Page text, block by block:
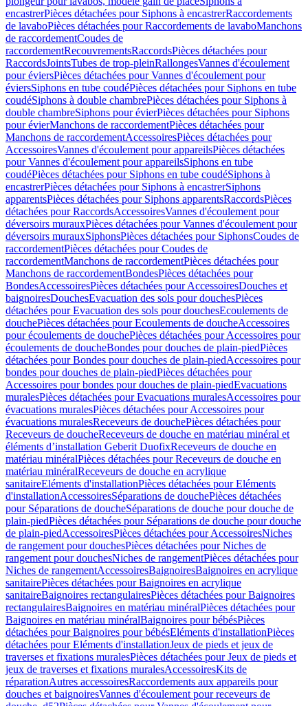
encastrerPièces détachées pour Siphons à encastrerRaccordements
de lavaboPièces détachées pour Raccordements de lavaboManchons
de raccordementCoudes de
raccordementRecouvrementsRaccordsPièces détachées pour
RaccordsJointsTubes de trop-pleinRallongesVannes d'écoulement
pour éviersPièces détachées pour Vannes d'écoulement pour
éviersSiphons en tube coudéPièces détachées pour Siphons en tube
coudéSiphons à double chambrePièces détachées pour Siphons à
double chambreSiphons pour évierPièces détachées pour Siphons
pour évierManchons de raccordementPièces détachées pour
Manchons de raccordementAccessoiresPièces détachées pour
AccessoiresVannes d'écoulement pour appareilsPièces détachées
pour Vannes d'écoulement pour appareilsSiphons en tube
coudéPièces détachées pour Siphons en tube coudéSiphons à
encastrerPièces détachées pour Siphons à encastrerSiphons
apparentsPièces détachées pour Siphons apparentsRaccordsPièces
détachées pour RaccordsAccessoiresVannes d'écoulement pour
déversoirs murauxPièces détachées pour Vannes d'écoulement pour
déversoirs murauxSiphonsPièces détachées pour SiphonsCoudes de
raccordementPièces détachées pour Coudes de
raccordementManchons de raccordementPièces détachées pour
Manchons de raccordementBondesPièces détachées pour
BondesAccessoiresPièces détachées pour AccessoiresDouches et
baignoiresDouchesEvacuation des sols pour douchesPièces
détachées pour Evacuation des sols pour douchesEcoulements de
douchePièces détachées pour Ecoulements de doucheAccessoires
pour écoulements de douchePièces détachées pour Accessoires pour
écoulements de doucheBondes pour douches de plain-piedPièces
détachées pour Bondes pour douches de plain-piedAccessoires pour
bondes pour douches de plain-piedPièces détachées pour
Accessoires pour bondes pour douches de plain-piedEvacuations
muralesPièces détachées pour Evacuations muralesAccessoires pour
évacuations muralesPièces détachées pour Accessoires pour
évacuations muralesReceveurs de douchePièces détachées pour
Receveurs de doucheReceveurs de douche en matériau minéral et
éléments d’installation Geberit DuofixReceveurs de douche en
matériau minéralPièces détachées pour Receveurs de douche en
matériau minéralReceveurs de douche en acrylique
sanitaireEléments d'installationPièces détachées pour Eléments
d'installationAccessoiresSéparations de douchePièces détachées
pour Séparations de doucheSéparations de douche pour douche de
plain-piedPièces détachées pour Séparations de douche pour douche
de plain-piedAccessoiresPièces détachées pour AccessoiresNiches
de rangement pour douchesPièces détachées pour Niches de
rangement pour douchesNiches de rangementPièces détachées pour
Niches de rangementAccessoiresBaignoiresBaignoires en acrylique
sanitairePièces détachées pour Baignoires en acrylique
sanitaireBaignoires rectangulairesPièces détachées pour Baignoires
rectangulairesBaignoires en matériau minéralPièces détachées pour
Baignoires en matériau minéralBaignoires pour bébésPièces
détachées pour Baignoires pour bébésEléments d'installationPièces
détachées pour Eléments d'installationJeux de pieds et jeux de
traverses et fixations muralesPièces détachées pour Jeux de pieds et
jeux de traverses et fixations muralesAccessoiresKits de
réparationAutres accessoiresRaccordements aux appareils pour
douches et baignoiresVannes d'écoulement pour receveurs de